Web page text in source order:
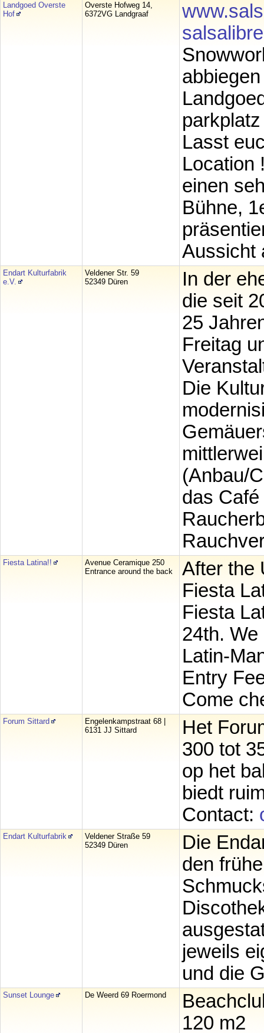
Landgoed Overste
Hof
Overste Hofweg 14,
6372VG Landgraaf
Lasst
Location
einen
Bühne,
Aussicht
Endart Kulturfabrik
e.V.
Veldener Str. 59
52349 Düren
In der
die seit
25
Freitag
Die
(Anbau/
das
Fiesta Latina!!
Avenue Ceramique 250
Entrance around the back
After the
Fiesta
Fiesta
24th.
Latin-
Entry
Come
Forum Sittard
Engelenkampstraat 68 |
6131 JJ Sittard
Het
300 tot
op het
biedt
Contact:
Endart Kulturfabrik
Veldener Straße 59
52349 Düren
Die
den
jeweils
und die
Sunset Lounge De Weerd 69 Roermond
120 m2